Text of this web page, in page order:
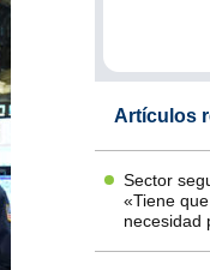
Artículos
Sector
«Tiene
necesidad